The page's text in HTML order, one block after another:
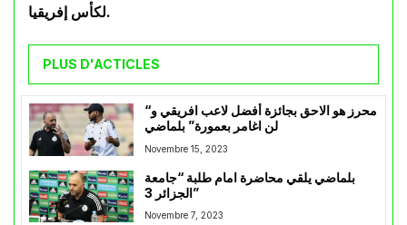
لكأس إفريقيا.
PLUS D'ACTICLES
“محرز هو الاحق بجائزة أفضل لاعب افريقي و
لن اغامر بعمورة” بلماضي
Novembre 15, 2023
بلماضي يلقي محاضرة امام طلبة “جامعة
الجزائر 3”
Novembre 7, 2023